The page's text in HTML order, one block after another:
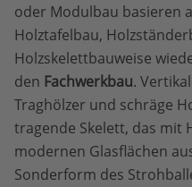
oder Modulbau basieren
Holztafelbau,
Holzskelettbauweise
den Fachwerkbau.
Traghölzer und schräge
tragende Skelett, das mit
modernen Glasflächen
Sonderform des